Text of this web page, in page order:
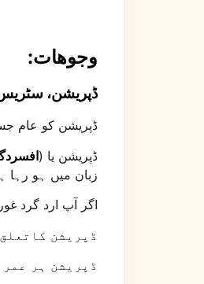
:وجوھات
ڈپریشن،
ڈپریشن کو عام
ڈپریشن یا (
زبان میں ہو رہا
اگر آپ ارد گرد
ڈپریشن
ڈپریشن ہر